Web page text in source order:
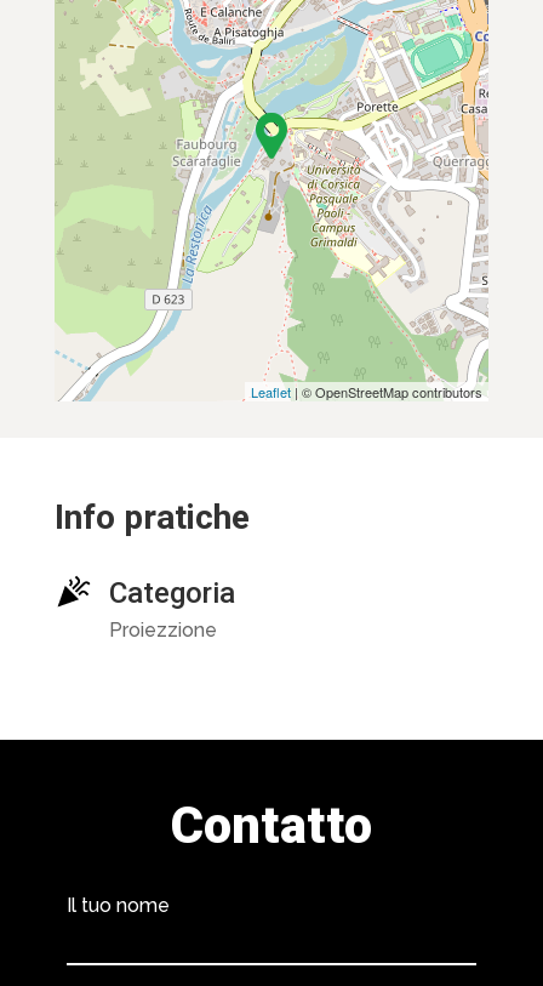
Leaflet | © OpenStreetMap contributors
Info pratiche
Categoria
Proiezzione
Contatto
Il tuo nome